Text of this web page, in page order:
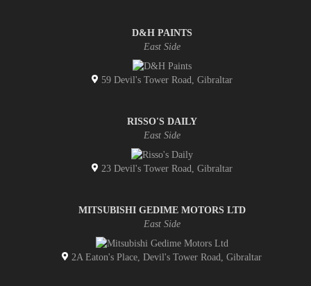
D&H PAINTS
East Side
59 Devil's Tower Road, Gibraltar
RISSO'S DAILY
East Side
23 Devil's Tower Road, Gibraltar
MITSUBISHI GEDIME MOTORS LTD
East Side
2A Eaton's Place, Devil's Tower Road, Gibraltar